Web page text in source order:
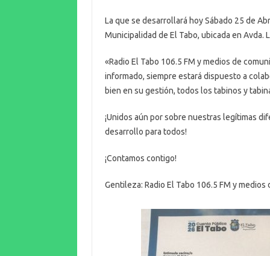
La que se desarrollará hoy Sábado 25 de
Municipalidad de El Tabo, ubicada en Avda.
«Radio El Tabo 106.5 FM y medios de
informado, siempre estará dispuesto a
bien en su gestión, todos los tabinos y
¡Unidos aún por sobre nuestras legítimas
desarrollo para todos!
¡Contamos contigo!
Gentileza: Radio El Tabo 106.5 FM y